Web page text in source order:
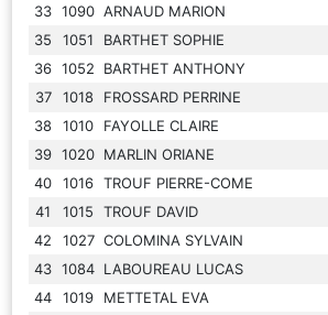
33 1090 ARNAUD MARION
35
1051 BARTHET SOPHIE
36 1052 BARTHET ANTHONY
37
1018 FROSSARD PERRINE
38
1010 FAYOLLE CLAIRE
39 1020 MARLIN ORIANE
40
1016 TROUF PIERRE-COME
41
1015 TROUF DAVID
42
1027 COLOMINA SYLVAIN
43 1084 LABOUREAU LUCAS
44
1019 METTETAL EVA